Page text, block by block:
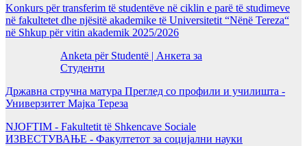
Konkurs për transferim të studentëve në ciklin e parë të studimeve
në fakultetet dhe njësitë akademike të Universitetit “Nënë Tereza“
në Shkup për vitin akademik 2025/2026
Anketa për Studentë | Анкета за
Студенти
Државна стручна матура Преглед со профили и училишта -
Универзитет Мајка Тереза
NJOFTIM - Fakultetit të Shkencave Sociale
ИЗВЕСТУВАЊЕ - Факултетот за социјални науки